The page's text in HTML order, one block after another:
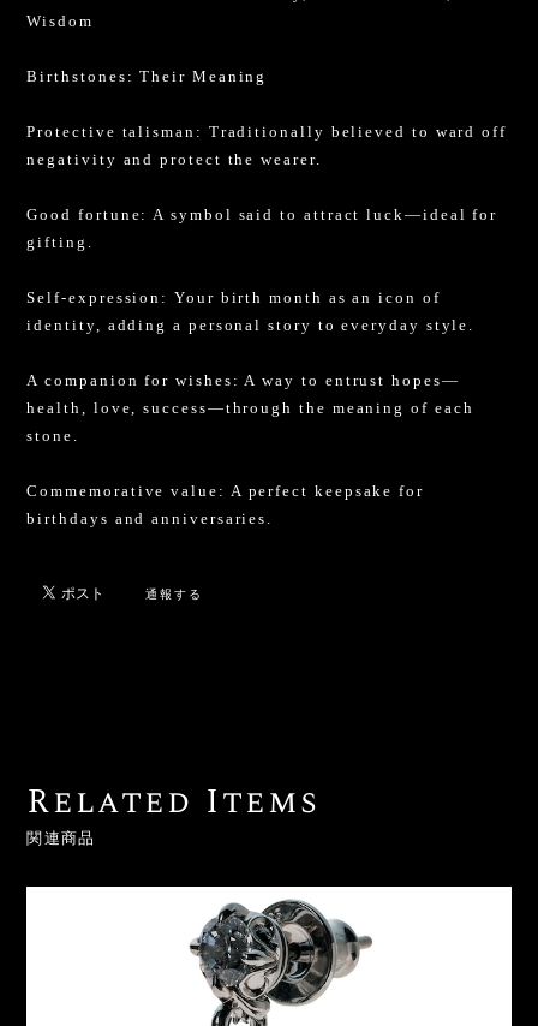
Wisdom
Birthstones: Their Meaning
Protective talisman: Traditionally believed to ward off
negativity and protect the wearer.
Good fortune: A symbol said to attract luck—ideal for
gifting.
Self-expression: Your birth month as an icon of
identity, adding a personal story to everyday style.
A companion for wishes: A way to entrust hopes—
health, love, success—through the meaning of each
stone.
Commemorative value: A perfect keepsake for
birthdays and anniversaries.
通報する
Related Items
関連商品